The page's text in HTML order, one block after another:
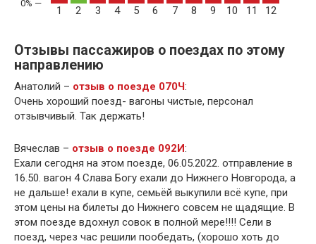
1 2 3 4 5 6 7 8 9 10 11 12
Отзывы пассажиров о поездах по этому
направлению
Анатолий – отзыв о поезде 070Ч:
Очень хороший поезд- вагоны чистые, персонал
отзывчивый. Так держать!
Вячеслав – отзыв о поезде 092И:
Ехали сегодня на этом поезде, 06.05.2022. отправление в
16.50. вагон 4 Слава Богу ехали до Нижнего Новгорода, а
не дальше! ехали в купе, семьёй выкупили всё купе, при
этом цены на билеты до Нижнего совсем не щадящие. В
этом поезде вдохнул совок в полной мере!!!! Сели в
поезд, через час решили пообедать, (хорошо хоть до